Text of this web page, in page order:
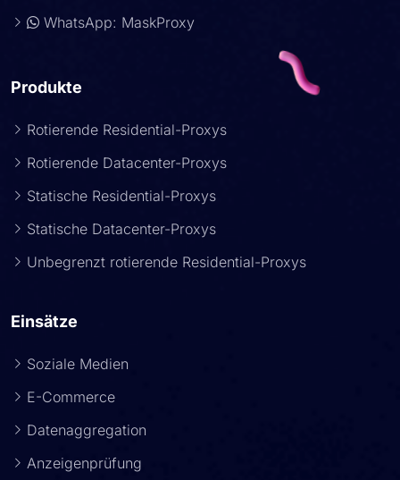
WhatsApp: MaskProxy
Produkte
Rotierende Residential-Proxys
Rotierende Datacenter-Proxys
Statische Residential-Proxys
Statische Datacenter-Proxys
Unbegrenzt rotierende Residential-Proxys
Einsätze
Soziale Medien
E-Commerce
Datenaggregation
Anzeigenprüfung